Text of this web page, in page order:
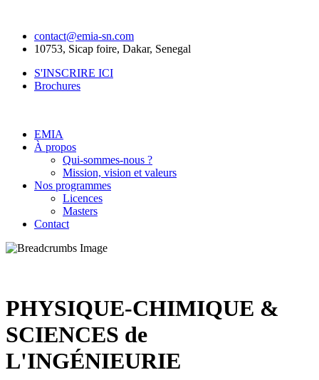
contact@emia-sn.com
10753, Sicap foire, Dakar, Senegal
S'INSCRIRE ICI
Brochures
EMIA
À propos
Qui-sommes-nous ?
Mission, vision et valeurs
Nos programmes
Licences
Masters
Contact
PHYSIQUE-CHIMIQUE &
SCIENCES de
L'INGÉNIEURIE